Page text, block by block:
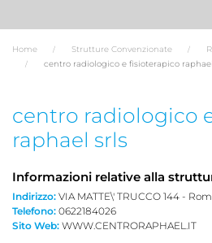
Home Strutture Convenzionate
centro radiologico e fisioterapico
centro radiologico
raphael srls
Informazioni relative alla
Indirizzo: VIA MATTE\' TRUCCO 144 -
Telefono: 0622184026
Sito Web: WWW.CENTRORAPHAEL.IT